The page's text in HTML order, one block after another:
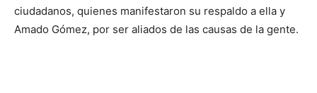
ciudadanos, quienes manifestaron su respaldo a ella y
Amado Gómez, por ser aliados de las causas de la gente.